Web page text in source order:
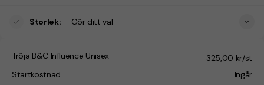
Storlek: - Gör ditt val -
Tröja B&C Influence Unisex
325,00 kr/st
Startkostnad
Ingår